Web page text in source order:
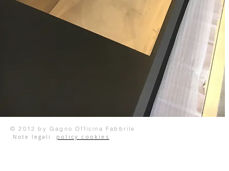
© 2012 by Gagno Officina Fabbrile
Note legali policy cookies